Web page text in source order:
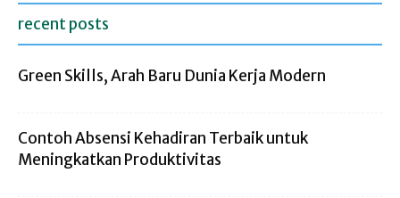
recent posts
Green Skills, Arah Baru Dunia Kerja Modern
Contoh Absensi Kehadiran Terbaik untuk
Meningkatkan Produktivitas